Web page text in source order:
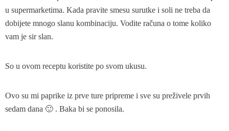
u supermarketima. Kada pravite smesu surutke i soli ne treba da
dobijete mnogo slanu kombinaciju. Vodite računa o tome koliko
vam je sir slan.
So u ovom receptu koristite po svom ukusu.
Ovo su mi paprike iz prve ture pripreme i sve su preživele prvih
sedam dana 🙂 . Baka bi se ponosila.